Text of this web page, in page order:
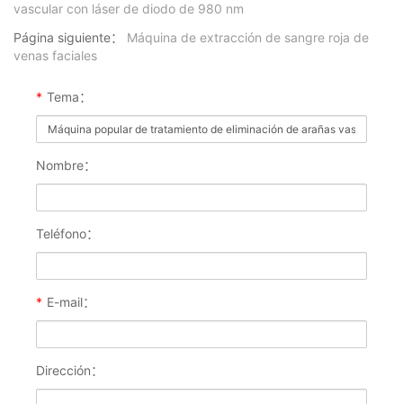
vascular con láser de diodo de 980 nm
Página siguiente：
Máquina de extracción de sangre roja de
venas faciales
* Tema：
Nombre：
Teléfono：
* E-mail：
Dirección：